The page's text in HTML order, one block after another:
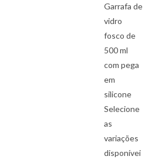
Garrafa de
vidro
fosco de
500 ml
com pega
em
silicone
Selecione
as
variações
disponívei